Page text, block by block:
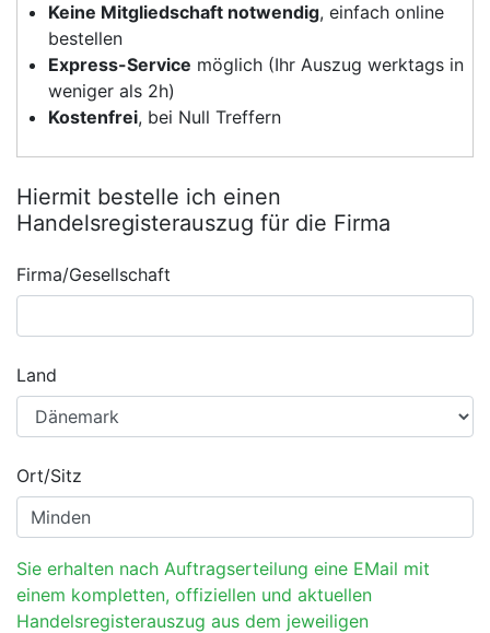
Keine Mitgliedschaft notwendig, einfach online
bestellen
Express-Service möglich (Ihr Auszug werktags in
weniger als 2h)
Kostenfrei, bei Null Treffern
Hiermit bestelle ich einen
Handelsregisterauszug für die Firma
Firma/Gesellschaft
Land
Ort/Sitz
Sie erhalten nach Auftragserteilung eine EMail mit
einem kompletten, offiziellen und aktuellen
Handelsregisterauszug aus dem jeweiligen